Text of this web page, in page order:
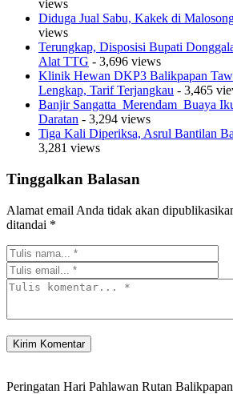
views
Diduga Jual Sabu, Kakek di
views
Terungkap, Disposisi Bupati
Alat TTG - 3,696 views
Klinik Hewan DKP3 Balikpapan
Lengkap, Tarif Terjangkau - 3,465
Banjir Sangatta Merendam Buaya
Daratan - 3,294 views
Tiga Kali Diperiksa, Asrul Bantilan
3,281 views
Tinggalkan Balasan
Alamat email Anda tidak akan
ditandai *
Peringatan Hari Pahlawan Rutan Balikpapan